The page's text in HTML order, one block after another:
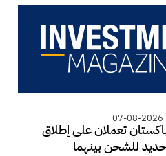
07-08-2026
تعملان على إطلاق
للشحن بينهما